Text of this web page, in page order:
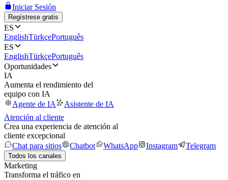
Iniciar Sesión
Regístrese gratis
ES
EnglishTürkçePortuguês
ES
EnglishTürkçePortuguês
Oportunidades
IA
Aumenta el rendimiento del
equipo con IA
Agente de IA
Asistente de IA
Atención al cliente
Crea una experiencia de atención al
cliente excepcional
Chat para sitios
Chatbot WhatsApp Instagram Telegram
Todos los canales
Marketing
Transforma el tráfico en